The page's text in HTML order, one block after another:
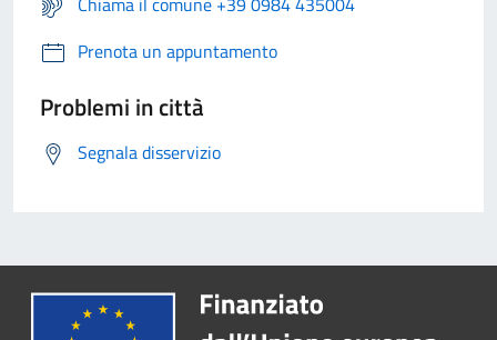
Prenota un appuntamento
Problemi in città
Segnala disservizio